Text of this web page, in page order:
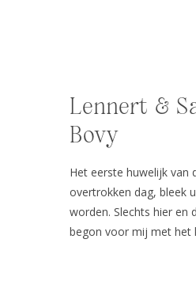
Lennert &
Bovy
Het eerste huwelijk van
overtrokken dag, bleek
worden. Slechts hier en
begon voor mij met het